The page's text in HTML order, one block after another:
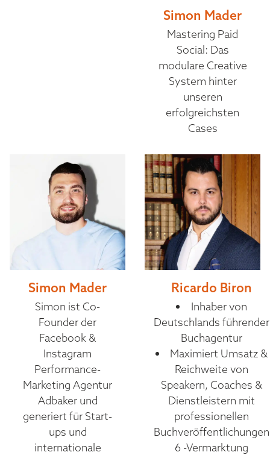
Simon Mader
Mastering Paid
Social: Das
modulare Creative
System hinter
unseren
erfolgreichsten
Cases
Simon Mader
Simon ist Co-
Founder der
Facebook &
Instagram
Performance-
Marketing Agentur
Adbaker und
generiert für Start-
ups und
internationale
Ricardo Biron
Inhaber von
Deutschlands führender
Buchagentur
Maximiert Umsatz &
Reichweite von
Speakern, Coaches &
Dienstleistern mit
professionellen
Buchveröffentlichungen
6 -Vermarktung